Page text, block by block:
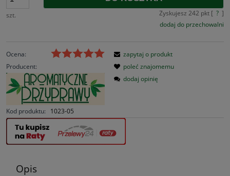
szt. Zyskujesz 242 pkt [ ? ]
dodaj do przechowalni
Ocena:
Producent:
Kod produktu: 1023-05
zapytaj o produkt
poleć znajomemu
dodaj opinię
Opis